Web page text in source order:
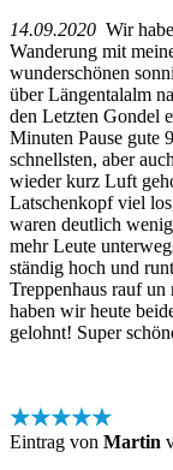
14.09.2020 Wir
Wanderung mit
wunderschönen
über Längentalalm
den Letzten Gondel
Minuten Pause gute
schnellsten, aber
wieder kurz Luft
Latschenkopf viel
waren deutlich
mehr Leute
ständig hoch und
Treppenhaus rauf un
haben wir heute
gelohnt! Super
★★★★★
Eintrag von Martin